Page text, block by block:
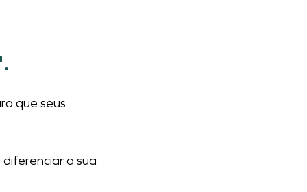
que seus
a sua